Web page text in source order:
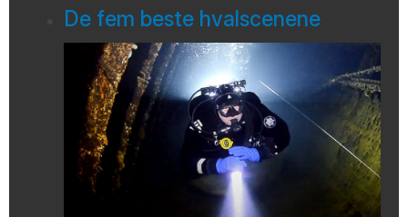
De fem beste hvalscenene